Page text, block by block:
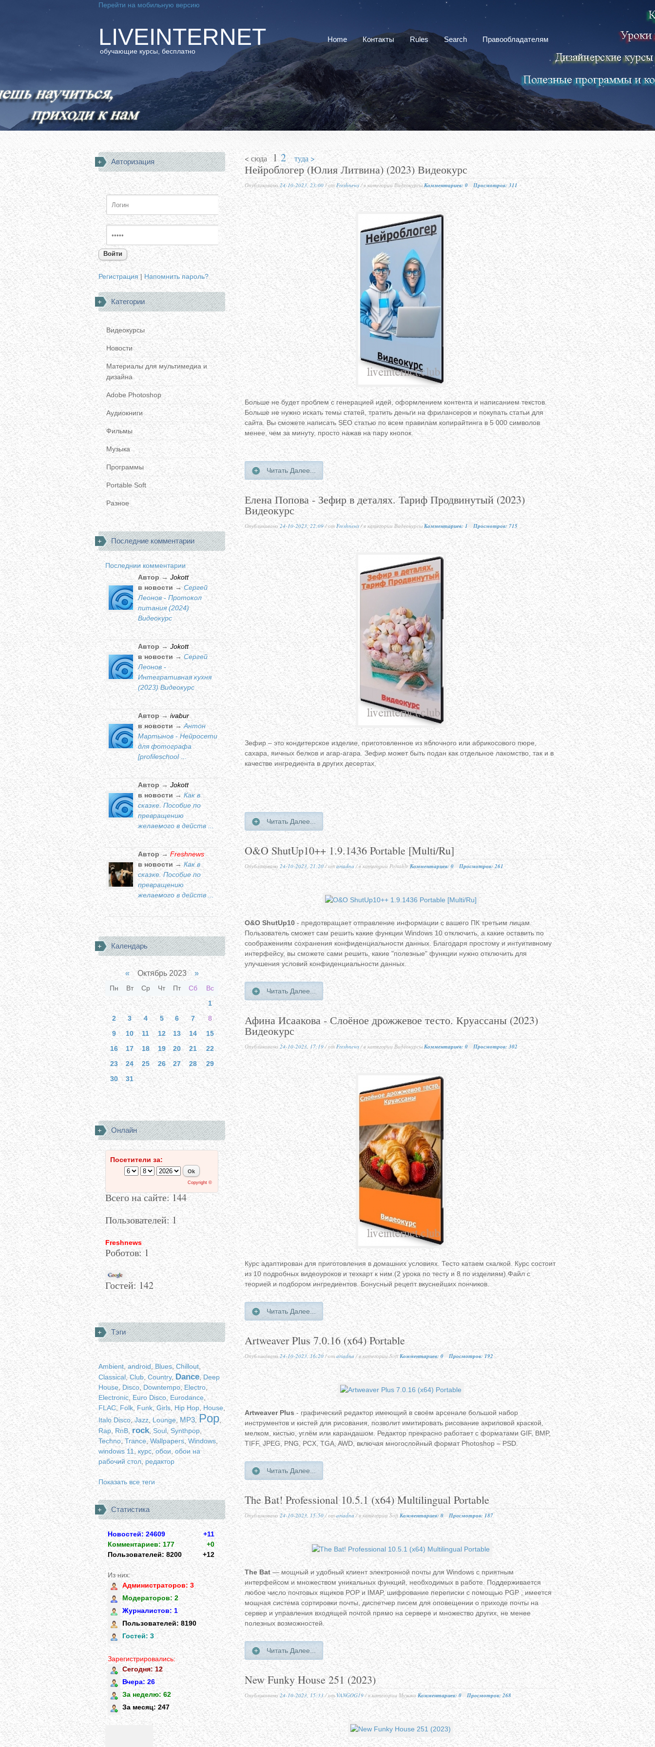
LIVEINTERNET
обучающие курсы, бесплатно
Home Контакты Rules Search Правообладателям
Перейти на мобильную версию
Авторизация
Войти
Регистрация| Напомнить пароль?
Категории
Видеокурсы
Новости
Материалы для мультимедиа и
дизайна
Adobe Photoshop
Аудиокниги
Фильмы
Музыка
Программы
Portable Soft
Разное
Последние комментарии
Последнии комментарии
Автор → Jokott
в новости → Сергей
Леонов - Протокол
питания (2024)
Видеокурс
Автор → Jokott
в новости → Сергей
Леонов -
Интегративная кухня
(2023) Видеокурс
Автор → ivabur
в новости → Антон
Мартынов - Нейросети
для фотографа
[profileschool ...
Автор → Jokott
в новости → Как в
сказке. Пособие по
превращению
желаемого в действ ...
Автор → Freshnews
в новости → Как в
сказке. Пособие по
превращению
желаемого в действ ...
Календарь
«Октябрь 2023»
Пн Вт Ср Чт Пт Сб
Вс
1
2
3 4 5 6 7
8
9
10 11 12 13 14
15
16
17 18 19 20 21
22
23
24 25 26 27 28
29
30
31
Онлайн
Посетители за:
Copyright ©
Всего на сайте: 144
Пользователей: 1
Freshnews
Роботов: 1
Гостей:142
Тэги
Ambient,android,Blues, Chillout,
Classical,Club,Country,Dance,Deep
House,Disco,Downtempo,Electro,
Electronic, Euro Disco,Eurodance,
FLAC, Folk ,Funk,Girls Hip Hop,House,
Italo Disco,Jazz ,Lounge,MP3,Pop,
Rap ,RnB,rock,Soul,Synthpop,
Techno,Trance,Wallpapers, Windows,
windows 11,курс,обои,обои на
рабочий стол ,редактор
Показать все теги
Статистика
+11
Новостей: 24609
+0
Комментариев: 177
+12
Пользователей: 8200
Из них:
Администраторов: 3
Модераторов: 2
Журналистов: 1
Пользователей: 8190
Гостей: 3
Зарегистрировались:
Сегодня: 12
Вчера: 26
За неделю: 62
За месяц: 247
< сюда 1 2 туда >
Нейроблогер (Юлия Литвина) (2023) Видеокурс
Опубликовано 24-10-2023, 23:00/ отFreshnews/ в категории ВидеокурсыКомментариев: 0 Просмотров: 311
Больше не будет проблем с генерацией идей, оформлением контента и написанием текстов.
Больше не нужно искать темы статей, тратить деньги на фрилансеров и покупать статьи для
сайта. Вы сможете написать SEO статью по всем правилам копирайтинга в 5 000 символов
менее, чем за минуту, просто нажав на пару кнопок.
Читать Далее...
Елена Попова - Зефир в деталях. Тариф Продвинутый (2023)
Видеокурс
Опубликовано24-10-2023, 22:09/ отFreshnews/ в категории ВидеокурсыКомментариев: 1 Просмотров: 715
Зефир – это кондитерское изделие, приготовленное из яблочного или абрикосового пюре,
сахара, яичных белков и агар-агара. Зефир может быть подан как отдельное лакомство, так и в
качестве ингредиента в других десертах.
Читать Далее...
O&O ShutUp10++ 1.9.1436 Portable [Multi/Ru]
Опубликовано 24-10-2023, 21:20/ отariadna/ в категории PortableКомментариев: 0 Просмотров: 261
O&O ShutUp10- предотвращает отправление информации с вашего ПК третьим лицам.
Пользователь сможет сам решить какие функции Windows 10 отключить, а какие оставить по
соображениям сохранения конфиденциальности данных. Благодаря простому и интуитивному
интерфейсу, вы сможете сами решить, какие "полезные" функции нужно отключить для
улучшения условий конфиденциальности данных.
Читать Далее...
Афина Исаакова - Слоёное дрожжевое тесто. Круассаны (2023)
Видеокурс
Опубликовано 24-10-2023, 17:19/ отFreshnews/ в категории Видеокурсы Комментариев: 0 Просмотров: 302
Курс адаптирован для приготовления в домашних условиях. Тесто катаем скалкой. Курс состоит
из 10 подробных видеоуроков и техкарт к ним.(2 урока по тесту и 8 по изделиям).Файл с
теорией и подбором ингредиентов. Бонусный рецепт вкуснейших пончиков.
Читать Далее...
Artweaver Plus 7.0.16 (x64) Portable
Опубликовано24-10-2023, 16:20/ отariadna/ в категории SoftКомментариев: 0 Просмотров: 192
Artweaver Plus- графический редактор имеющий в своём арсенале большой набор
инструментов и кистей для рисования, позволит имитировать рисование акриловой краской,
мелком, кистью, углём или карандашом. Редактор прекрасно работает с форматами GIF, BMP,
TIFF, JPEG, PNG, PCX, TGA, AWD, включая многослойный формат Photoshop – PSD.
Читать Далее...
The Bat! Professional 10.5.1 (x64) Multilingual Portable
Опубликовано 24-10-2023, 15:50/ отariadna/ в категории SoftКомментариев: 0 Просмотров: 187
The Bat— мощный и удобный клиент электронной почты для Windows с приятным
интерфейсом и множеством уникальных функций, необходимых в работе. Поддерживается
любое число почтовых ящиков POP и IMAP, шифрование переписки с помощью PGP , имеется
мощная система сортировки почты, диспетчер писем для оповещении о приходе почты на
сервер и управления входящей почтой прямо на сервере и множество других, не менее
полезных возможностей.
Читать Далее...
New Funky House 251 (2023)
Опубликовано24-10-2023, 15:33/ отVANGOG19/ в категории МузыкаКомментариев: 0 Просмотров: 268